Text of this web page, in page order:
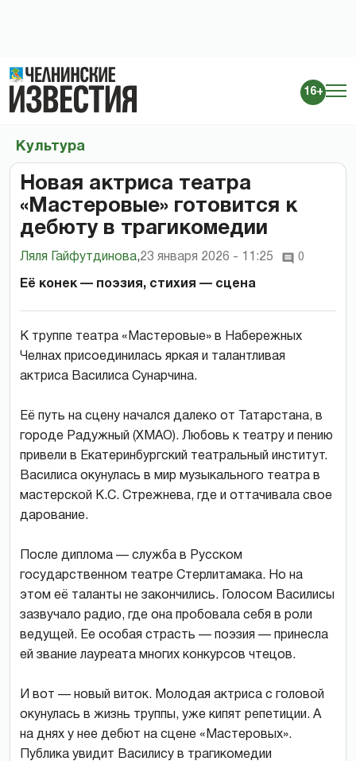
16+
Культура
Новая актриса театра
«Мастеровые» готовится к
дебюту в трагикомедии
Ляля Гайфутдинова,23 января 2026 - 11:25 0
Её конек — поэзия, стихия — сцена
К труппе театра «Мастеровые» в Набережных
Челнах присоединилась яркая и талантливая
актриса Василиса Сунарчина.
Её путь на сцену начался далеко от Татарстана, в
городе Радужный (ХМАО). Любовь к театру и пению
привели в Екатеринбургский театральный институт.
Василиса окунулась в мир музыкального театра в
мастерской К.С. Стрежнева, где и оттачивала свое
дарование.
После диплома — служба в Русском
государственном театре Стерлитамака. Но на
этом её таланты не закончились. Голосом Василисы
зазвучало радио, где она пробовала себя в роли
ведущей. Ее особая страсть — поэзия — принесла
ей звание лауреата многих конкурсов чтецов.
И вот — новый виток. Молодая актриса с головой
окунулась в жизнь труппы, уже кипят репетиции. А
на днях у нее дебют на сцене «Мастеровых».
Публика увидит Василису в трагикомедии